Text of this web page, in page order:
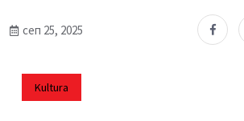
сеп 25, 2025
Kultura